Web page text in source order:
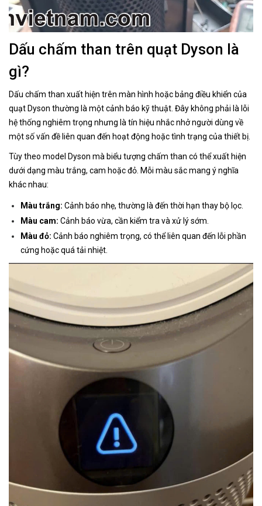
Dấu chấm than trên quạt Dyson là
gì?
Dấu chấm than xuất hiện trên màn hình hoặc bảng điều khiển của
quạt Dyson thường là một cảnh báo kỹ thuật. Đây không phải là lỗi
hệ thống nghiêm trọng nhưng là tín hiệu nhắc nhở người dùng về
một số vấn đề liên quan đến hoạt động hoặc tình trạng của thiết bị.
Tùy theo model Dyson mà biểu tượng chấm than có thể xuất hiện
dưới dạng màu trắng, cam hoặc đỏ. Mỗi màu sắc mang ý nghĩa
khác nhau:
Màu trắng: Cảnh báo nhẹ, thường là đến thời hạn thay bộ lọc.
Màu cam: Cảnh báo vừa, cần kiểm tra và xử lý sớm.
Màu đỏ: Cảnh báo nghiêm trọng, có thể liên quan đến lỗi phần
cứng hoặc quá tải nhiệt.